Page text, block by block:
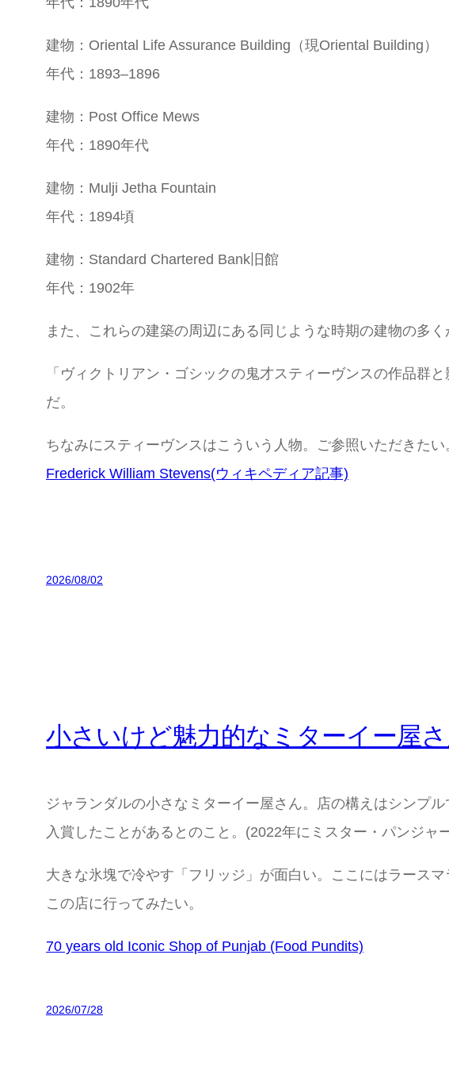
建物：Oriental Life Assurance Building（現Oriental Building）
年代：1893–1896
建物：Post Office Mews
年代：1890年代
建物：Mulji Jetha Fountain
年代：1894頃
建物：Standard Chartered Bank旧館
年代：1902年
また、これらの建築の周辺にある同じような時期の建物の多
「ヴィクトリアン・ゴシックの鬼才スティーヴンスの作品群
だ。
ちなみにスティーヴンスはこういう人物。ご参照いただきたい
Frederick William Stevens(ウィキペディア記事)
2026/08/02
小さいけど魅力的なミターイー屋
ジャランダルの小さなミターイー屋さん。店の構えはシンプ
入賞したことがあるとのこと。(2022年にミスター・パンジャ
大きな氷塊で冷やす「フリッジ」が面白い。ここにはラースマ
この店に行ってみたい。
70 years old Iconic Shop of Punjab (Food Pundits)
2026/07/28